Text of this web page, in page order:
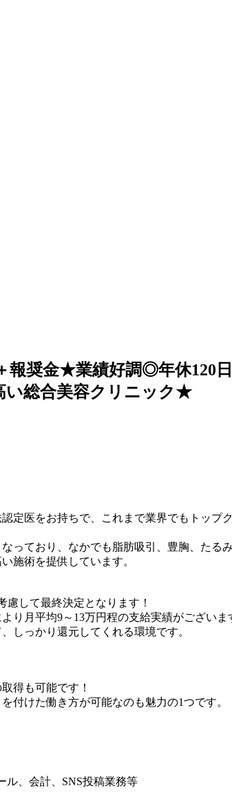
＋報奨金★業績好調◎年休
い総合美容クリニック★
定医をお持ちで、これまで業界でもトッ
っており、なかでも脂肪吸引、豊胸、たる
施術を提供しています。
慮して最終決定となります！
り月平均9～13万円程の支給実績がございま
しっかり還元してくれる環境です。
得も可能です！
付けた働き方が可能なのも魅力の1つです。
ル、会計、SNS投稿業務等